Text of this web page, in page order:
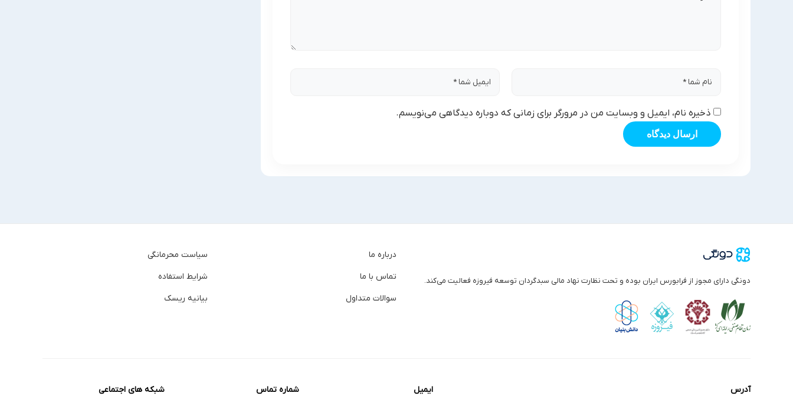
ذخیره نام، ایمیل و وبسایت من در مرورگر برای زمانی که دوباره دیدگاهی می‌نویسم.
ارسال دیدگاه
دونگی دارای مجوز از فرابورس ایران بوده و تحت نظارت نهاد مالی سبدگردان توسعه فیروزه فعالیت می‌کند.
درباره ما
تماس با ما
سوالات متداول
سیاست محرمانگی
شرایط استفاده
بیانیه ریسک
آدرس ایمیل شماره تماس شبکه های اجتماعی